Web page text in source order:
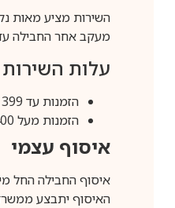
השירות מציע מאות
מעקב אחר החבילה
עלות השירות
הזמנות עד 399 ש"ח: 15.00 ש"ח
הזמנות מעל 400 ש"ח: 5.00 ש"ח
איסוף עצמי
איסוף החבילה החל מיום לאחר
האיסוף יתבצע ממשרדי